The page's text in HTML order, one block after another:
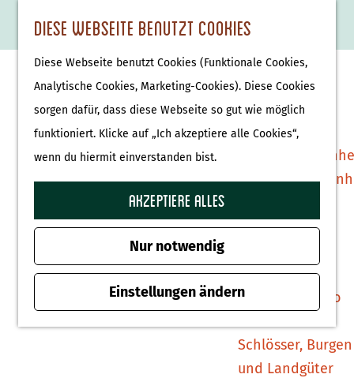
Diese Webseite benutzt Cookies
Diese Webseite benutzt Cookies (Funktionale Cookies,
Analytische Cookies, Marketing-Cookies). Diese Cookies
sorgen dafür, dass diese Webseite so gut wie möglich
funktioniert. Klicke auf „Ich akzeptiere alle Cookies“,
wenn du hiermit einverstanden bist.
Akzeptiere alles
Nur notwendig
Einstellungen ändern
G
F
v
o
r
i
t
K
r
t
e
S
c
h
e
n
e
n
ü
Attraktionen &
Museen
Museen
Tierparks
Affenpark
Burgers' Zoo
Harderwijk
Wellness
Therme Bussloo
Schlösser, Burgen
und Landgüter
c